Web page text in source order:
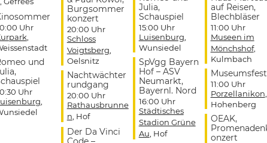
Uhr
und
Uhr
Burgsommer
konzert
20:00 Uhr
Schloss
Voigtsberg
Oelsnitz
Nachtwächter
rundgang
20:00 Uhr
Rathausbrunne
n , Hof
Der Da Vinci
Julia,
Schauspiel
15:00 Uhr
Luisenburg
Wunsiedel
SpVgg Bayern
Hof – ASV
Neumarkt,
Bayernl. Nord
16:00 Uhr
Städtisches
Stadion Grüne
Au , Hof
auf Reisen,
Blechbläser
11:00 Uhr
Museen im
Mönchshof,
Kulmbach
Museumsfest
11:00 Uhr
Porzellanikon
Hohenberg
OEAK,
onzert